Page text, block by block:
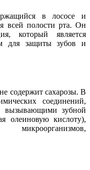
в лососе и
всей полости рта. Он
который является
для защиты зубов и
содержит сахарозы. В
соединений,
вызывающими зубной
олеиновую кислоту),